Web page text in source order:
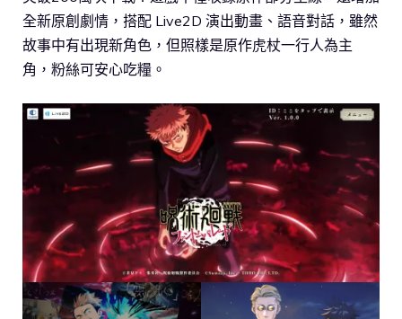
全新原創劇情，搭配 Live2D 演出動畫、語音對話，雖然
故事中有出現新角色，但照樣是原作虎杖一行人為主
角，粉絲可安心吃糧。